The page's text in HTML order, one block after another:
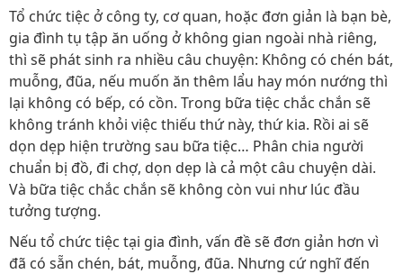
Tổ chức tiệc ở công ty, cơ quan, hoặc đơn giản là bạn bè,
gia đình tụ tập ăn uống ở không gian ngoài nhà riêng,
thì sẽ phát sinh ra nhiều câu chuyện: Không có chén bát,
muỗng, đũa, nếu muốn ăn thêm lẩu hay món nướng thì
lại không có bếp, có cồn. Trong bữa tiệc chắc chắn sẽ
không tránh khỏi việc thiếu thứ này, thứ kia. Rồi ai sẽ
dọn dẹp hiện trường sau bữa tiệc… Phân chia người
chuẩn bị đồ, đi chợ, dọn dẹp là cả một câu chuyện dài.
Và bữa tiệc chắc chắn sẽ không còn vui như lúc đầu
tưởng tượng.
Nếu tổ chức tiệc tại gia đình, vấn đề sẽ đơn giản hơn vì
đã có sẵn chén, bát, muỗng, đũa. Nhưng cứ nghĩ đến